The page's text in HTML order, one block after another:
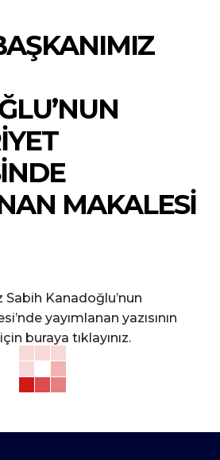
MAKALESI
Sabih Kanadoğlu’nun
yayımlanan yazısının
buraya tıklayınız.